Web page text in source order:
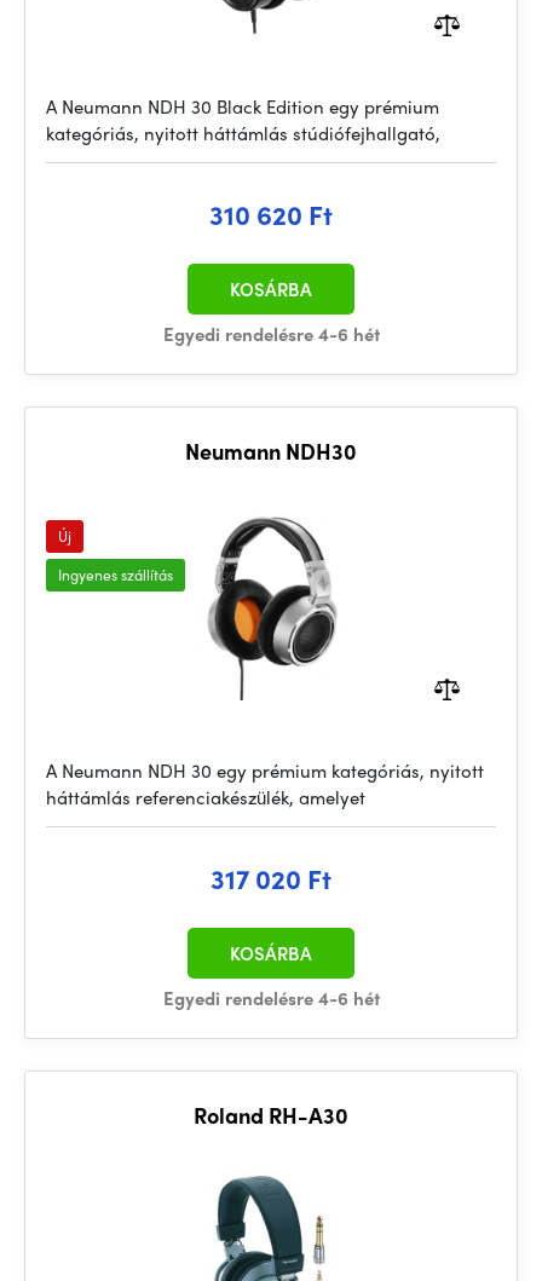
A Neumann NDH 30 Black Edition egy prémium
kategóriás, nyitott háttámlás stúdiófejhallgató,
310 620 Ft
Egyedi rendelésre 4-6 hét
KOSÁRBA
Neumann NDH30
Új
Ingyenes szállítás
A Neumann NDH 30 egy prémium kategóriás, nyitott
háttámlás referenciakészülék, amelyet
317 020 Ft
Egyedi rendelésre 4-6 hét
KOSÁRBA
Roland RH-A30